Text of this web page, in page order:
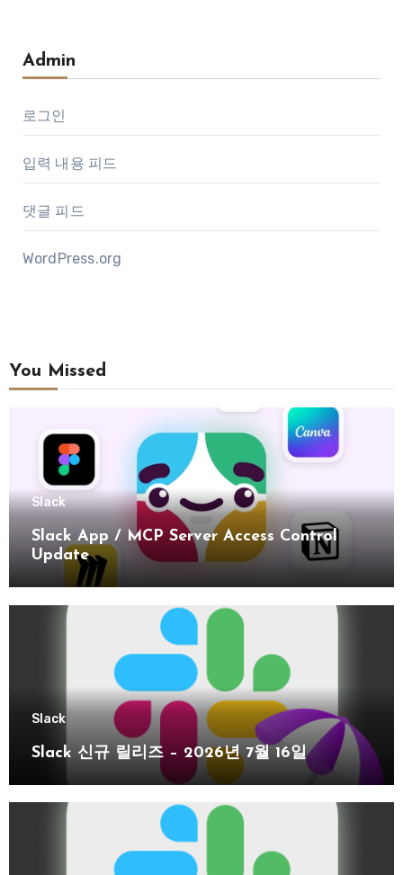
Admin
로그인
입력 내용 피드
댓글 피드
WordPress.org
You Missed
Slack
Slack App / MCP Server Access Control
Update
Slack
Slack 신규 릴리즈 – 2026년 7월 16일